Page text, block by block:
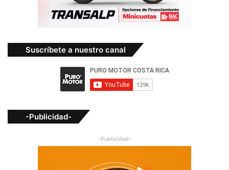
Suscríbete a nuestro canal
-Publicidad-
-Publicidad-